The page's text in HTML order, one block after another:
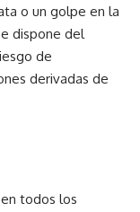
o un golpe en la
dispone del
de
derivadas de
todos los